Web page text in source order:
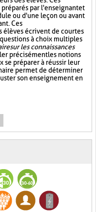
par l'enseignant et
ou d'une leçon ou avant
Ces
élèves écrivent de courtes
à choix multiples
sur les connaissances
précisément les notions
se préparer à réussir leur
permet de déterminer
son enseignement en